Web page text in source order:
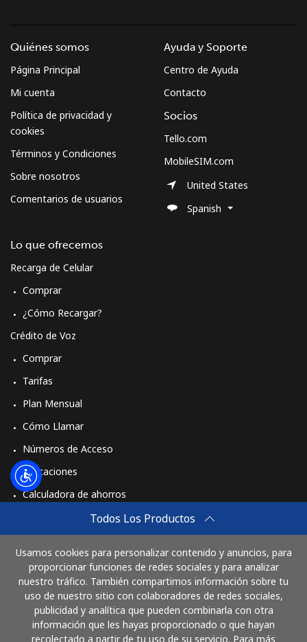
Todos Los Productos
Usamos cookies para personalizar contenido y anuncios, para
proporcionar funciones de redes sociales y para analizar
nuestro tráfico. También compartimos información sobre tu
uso de nuestro sitio con colaboradores de redes sociales,
publicidad y analítica que pueden combinarla con otra
información que les hayas proporcionado o que hayan
recolectado a partir de tu uso de su servicio. Para más
Quiénes somos
Página Principal
Mi cuenta
Política de privacidad y
cookies
Términos y Condiciones
Sobre nosotros
Comentarios de usuarios
Lo que ofrecemos
Recarga de Celular
Comprar
¿Cómo Recargar?
Crédito de Voz
Comprar
Tarifas
Plan Mensual
Cómo Llamar
Números de Acceso
Aplicaciones
Calculadora de ahorros
Comprar
Cómo funciona
Ayuda y Soporte
Centro de Ayuda
Contacto
Socios
Tello.com
MobileSIM.com
United States
Spanish
Paga con